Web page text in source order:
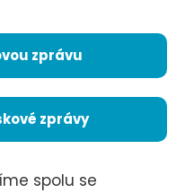
zprávu
zprávy
spolu se